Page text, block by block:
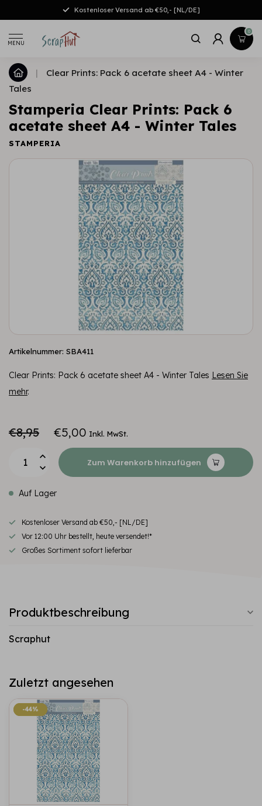
Kostenloser Versand ab €50,- [NL/DE]
MENU
0
|
Clear Prints: Pack 6 acetate sheet A4 - Winter
Tales
Stamperia Clear Prints: Pack 6
acetate sheet A4 - Winter Tales
STAMPERIA
Artikelnummer: SBA411
Clear Prints: Pack 6 acetate sheet A4 - Winter Tales Lesen Sie
mehr.
€8,95 €5,00 Inkl. MwSt.
Zum Warenkorb hinzufügen
Auf Lager
Kostenloser Versand ab €50,- [NL/DE]
Vor 12:00 Uhr bestellt, heute versendet!*
Großes Sortiment sofort lieferbar
Produktbeschreibung
Scraphut
Zuletzt angesehen
-44%
-44%